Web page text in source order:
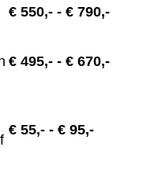
€ 550,- - € 790,-
€ 495,- - € 670,-
€ 55,- - € 95,-